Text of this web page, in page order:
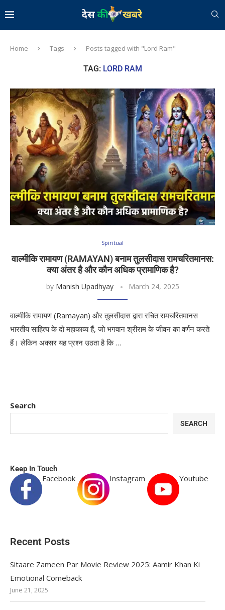
Home Tags Posts tagged with "Lord Ram"
TAG: LORD RAM
Spiritual
वाल्मीकि रामायण (RAMAYAN) बनाम तुलसीदास रामचरितमानस:
क्या अंतर है और कौन अधिक प्रामाणिक है?
by Manish Upadhyay March 24, 2025
वाल्मीकि रामायण (Ramayan) और तुलसीदास द्वारा रचित रामचरितमानस
भारतीय साहित्य के दो महाकाव्य हैं, जो भगवान श्रीराम के जीवन का वर्णन करते
हैं। लेकिन अक्सर यह प्रश्न उठता है कि …
Search
SEARCH
Keep In Touch
Facebook Instagram Youtube
Recent Posts
Sitaare Zameen Par Movie Review 2025: Aamir Khan Ki
Emotional Comeback
June 21, 2025